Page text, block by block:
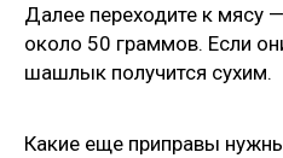
Далее переходите к мясу
около 50 граммов. Если
шашлык получится сухим.
Какие еще приправы